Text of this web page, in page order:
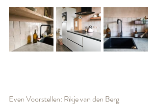
Even Voorstellen: Rikje van den Berg